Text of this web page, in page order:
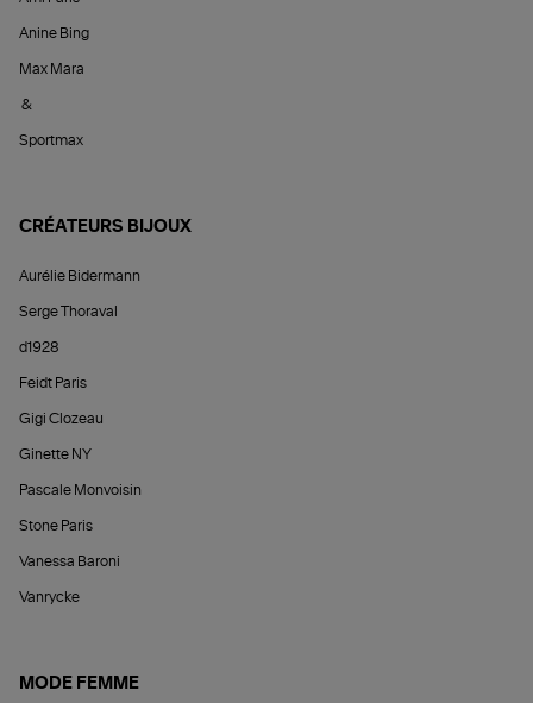
Anine Bing
Max Mara
&
Sportmax
CRÉATEURS BIJOUX
Aurélie Bidermann
Serge Thoraval
d1928
Feidt Paris
Gigi Clozeau
Ginette NY
Pascale Monvoisin
Stone Paris
Vanessa Baroni
Vanrycke
MODE FEMME